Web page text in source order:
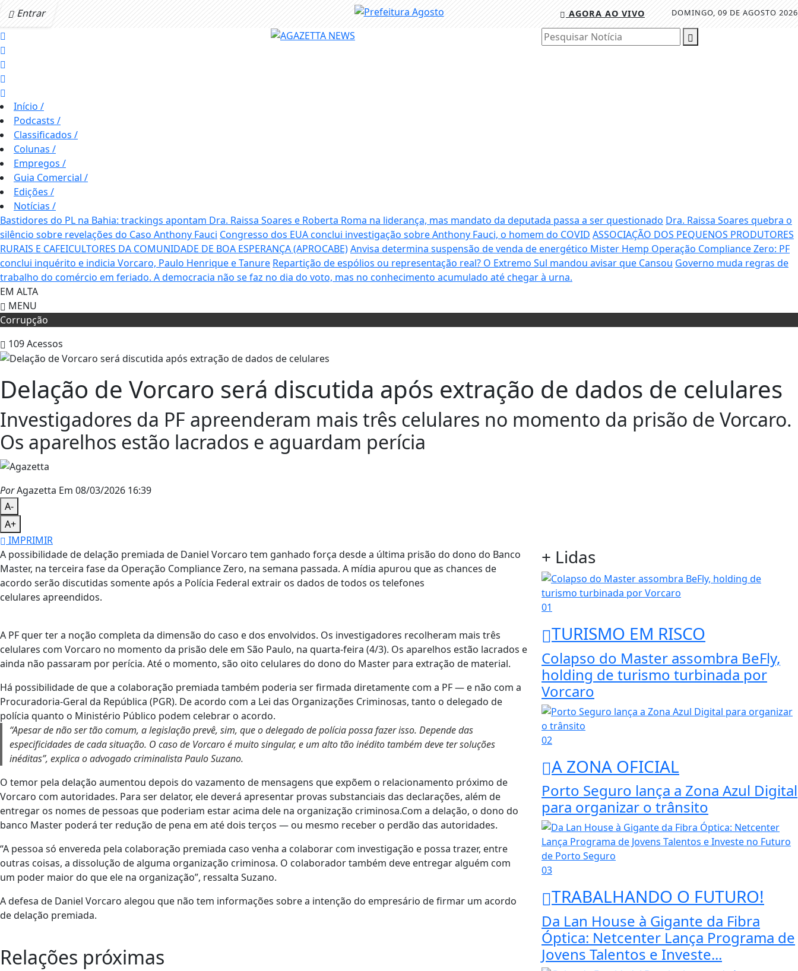
Entrar DOMINGO, 09 DE AGOSTO 2026
AGORA AO VIVO
Pesquisar Notícia
Início /
Podcasts /
Classificados /
Colunas /
Empregos /
Guia Comercial /
Edições /
Notícias /
Bastidores do PL na Bahia: trackings apontam Dra. Raissa Soares e Roberta Roma na liderança, mas mandato da deputada passa a ser questionado Dra. Raissa Soares quebra o
silêncio sobre revelações do Caso Anthony Fauci Congresso dos EUA conclui investigação sobre Anthony Fauci, o homem do COVID ASSOCIAÇÃO DOS PEQUENOS PRODUTORES
RURAIS E CAFEICULTORES DA COMUNIDADE DE BOA ESPERANÇA (APROCABE)Anvisa determina suspensão de venda de energético Mister Hemp Operação Compliance Zero: PF
conclui inquérito e indicia Vorcaro, Paulo Henrique e Tanure Repartição de espólios ou representação real? O Extremo Sul mandou avisar que Cansou Governo muda regras de
trabalho do comércio em feriado. A democracia não se faz no dia do voto, mas no conhecimento acumulado até chegar à urna.
EM ALTA
MENU
Corrupção
109Acessos
Delação de Vorcaro será discutida após extração de dados de celulares
Investigadores da PF apreenderam mais três celulares no momento da prisão de Vorcaro.
Os aparelhos estão lacrados e aguardam perícia
PorAgazetta Em 08/03/2026 16:39
A-
A+
IMPRIMIR
A possibilidade de delação premiada de Daniel Vorcaro tem ganhado força desde a última prisão do dono do Banco
Master, na terceira fase da Operação Compliance Zero, na semana passada. A mídia apurou queas chances de
acordo serão discutidas somente após a Polícia Federal extrair os dados de todos os telefones
celulares apreendidos.
A PF quer ter a noção completa da dimensão do caso e dos envolvidos. Os investigadores recolheram mais três
celulares com Vorcaro no momento da prisão dele em São Paulo, na quarta-feira (4/3). Os aparelhos estão lacrados e
ainda não passaram por perícia. Até o momento, são oito celulares do dono do Master para extração de material.
Há possibilidade de que a colaboração premiada também poderia ser firmada diretamente com a PF — e não com a
Procuradoria-Geral da República (PGR). De acordo com a Lei das Organizações Criminosas, tanto o delegado de
polícia quanto o Ministério Público podem celebrar o acordo.
“Apesar de não ser tão comum, a legislação prevê, sim, que o delegado de polícia possa fazer isso. Depende das
especificidades de cada situação. O caso de Vorcaro é muito singular, e um alto tão inédito também deve ter soluções
inéditas”, explica o advogado criminalista Paulo Suzano.
O temor pela delação aumentou depois do vazamento de mensagens que expõem o relacionamento próximo de
Vorcaro com autoridades. Para ser delator, ele deverá apresentar provas substanciais das declarações, além de
entregar os nomes de pessoas que poderiam estar acima dele na organização criminosa.Com a delação, o dono do
banco Master poderá ter redução de pena em até dois terços — ou mesmo receber o perdão das autoridades.
“A pessoa só envereda pela colaboração premiada caso venha a colaborar com investigação e possa trazer, entre
outras coisas, a dissolução de alguma organização criminosa. O colaborador também deve entregar alguém com
um poder maior do que ele na organização”, ressalta Suzano.
A defesa de Daniel Vorcaro alegou que não tem informações sobre a intenção do empresário de firmar um acordo
de delação premiada.
Relações próximas
+ Lidas
01
TURISMO EM RISCO
Colapso do Master assombra BeFly,
holding de turismo turbinada por
Vorcaro
02
A ZONA OFICIAL
Porto Seguro lança a Zona Azul Digital
para organizar o trânsito
03
TRABALHANDO O FUTURO!
Da Lan House à Gigante da Fibra
Óptica: Netcenter Lança Programa de
Jovens Talentos e Investe...